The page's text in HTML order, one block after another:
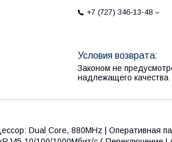
+7 (727) 346-13-48
Законом не
надлежащего качества
Dual Core, 880MHz | Оперативная